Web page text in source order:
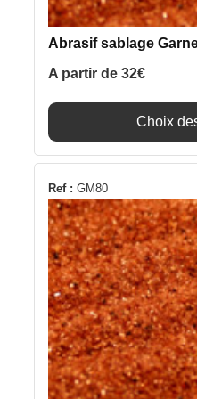
Abrasif sablage
A partir de 32€
Choix
sur
la
page
du
Ref : GM80
Ce
produit
a
plusieurs
variations.
Les
options
peuvent
être
choisies